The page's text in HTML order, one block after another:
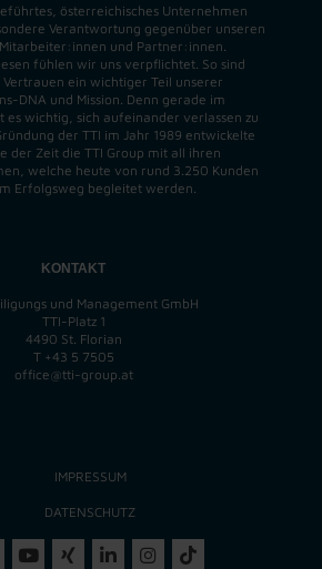
österreichisches Unternehmen
Verantwortung gegenüber unseren
und Partner:innen.
fühlen wir uns verpflichtet. So sind
Vertrauen ein wichtiger Teil unserer
DNA und Mission . Denn gerade im
es wichtig, sich aufeinander verlassen zu
der TTI im Jahr 1989 entwickelte
der Zeit die TTI Group mit all ihren
welche heute von rund 3.250 Kunden
Erfolgsweg begleitet werden.
KONTAKT
und Management GmbH
TTI-Platz 1
4490 St. Florian
T +43 5 7505
office@tti-group.at
IMPRESSUM
DATENSCHUTZ